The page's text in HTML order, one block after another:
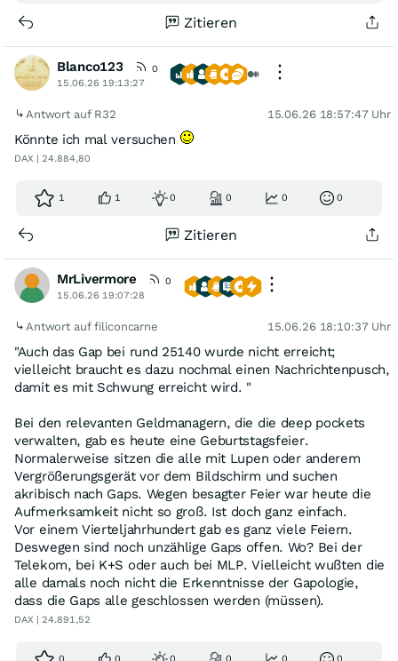
Zitieren
Blanco123
0
15.06.26 19:13:27
Antwort auf R32 15.06.26 18:57:47 Uhr
Könnte ich mal versuchen
DAX | 24.884,80
1 1 0 0 0 0
Zitieren
MrLivermore
0
15.06.26 19:07:28
Antwort auf filiconcarne 15.06.26 18:10:37 Uhr
"Auch das Gap bei rund 25140 wurde nicht erreicht;
vielleicht braucht es dazu nochmal einen Nachrichtenpusch,
damit es mit Schwung erreicht wird. "
Bei den relevanten Geldmanagern, die die deep pockets
verwalten, gab es heute eine Geburtstagsfeier.
Normalerweise sitzen die alle mit Lupen oder anderem
Vergrößerungsgerät vor dem Bildschirm und suchen
akribisch nach Gaps. Wegen besagter Feier war heute die
Aufmerksamkeit nicht so groß. Ist doch ganz einfach.
Vor einem Vierteljahrhundert gab es ganz viele Feiern.
Deswegen sind noch unzählige Gaps offen. Wo? Bei der
Telekom, bei K+S oder auch bei MLP. Vielleicht wußten die
alle damals noch nicht die Erkenntnisse der Gapologie,
dass die Gaps alle geschlossen werden (müssen).
DAX | 24.891,52
0 0 0 0 0 0